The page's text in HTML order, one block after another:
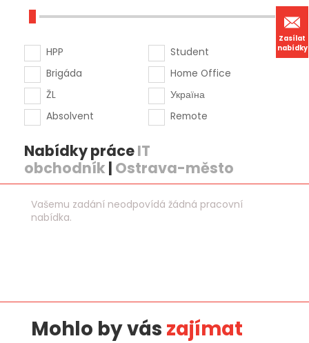
Zasílat
nabídky
HPP
Brigáda
ŽL
Absolvent
Student
Home Office
Україна
Remote
Nabídky práceIT
obchodník | Ostrava-město
Vašemu zadání neodpovídá žádná pracovní
nabídka.
Mohlo by vás zajímat